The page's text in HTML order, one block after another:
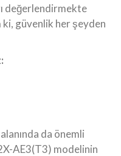
değerlendirmekte
güvenlik her şeyden
da önemli
AE3(T3) modelinin